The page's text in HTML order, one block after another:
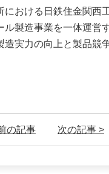
おける日鉄住金関西
製造事業を一体運営
実力の向上と製品競
の記事 次の記事 >